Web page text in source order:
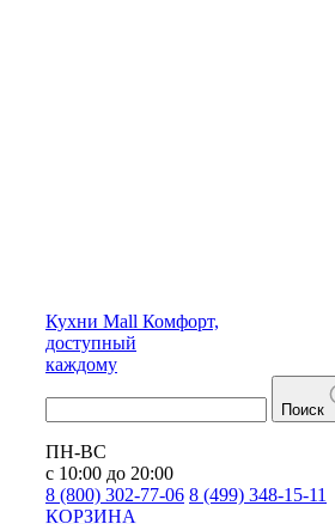
Кухни Mall Комфорт,
доступный
каждому
Поиск
ПН-ВС
с 10:00 до 20:00
8 (800) 302-77-06 8 (499) 348-15-11
КОРЗИНА